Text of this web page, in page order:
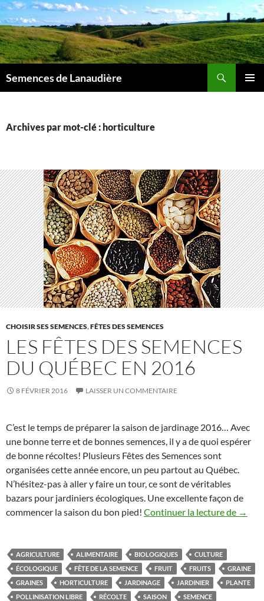
Aller
au
contenu
Semences de Lanaudière
Archives par mot-clé : horticulture
CHOISIR SES SEMENCES,FÊTES DES SEMENCES
LES FÊTES DES SEMENCES
DU QUÉBEC EN 2016
8 FÉVRIER 2016 LAISSER UN COMMENTAIRE
C’est le temps de préparer la saison de jardinage 2016… Avec
une bonne terre et de bonnes semences, il y a de quoi espérer
de bonne récoltes! Plusieurs Fêtes des Semences sont
organisées cette année encore, un peu partout au Québec.
N’hésitez-pas à aller y faire un tour, ce sont de véritables
bazars pour jardiniers écologiques. Une excellente façon de
commencer la saison du bon pied! Continuer la lecture de Les
→
AGRICULTURE ALIMENTAIRE BIOLOGIQUES
CULTURE
ÉCOLOGIQUE
FÊTE DE LA SEMENCE FRUIT FRUITS
GRAINE
GRAINES
HORTICULTURE JARDINAGE JARDINIER
PLANTE
POLLINISATION LIBRE
RÉCOLTE SAISON
SEMENCE